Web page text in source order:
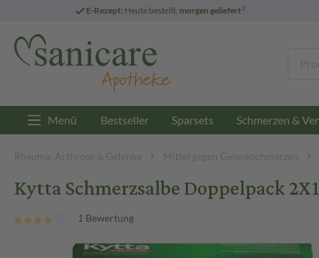
E-Rezept: Heute bestellt, morgen geliefert3
Menü Bestseller Sparsets Schmerzen &
Rheuma, Arthrose & Gelenke Mittel gegen Gelenkschmerzen
Kytta SchmerzsalbeDoppelpack
1 Bewertung